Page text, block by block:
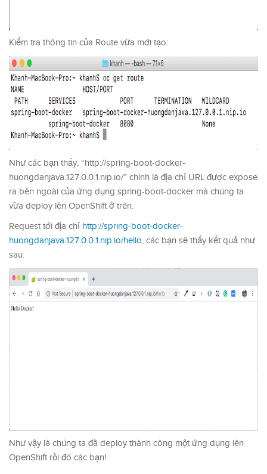
Kiểm tra thông tin của Route vừa mới tạo:
Như các bạn thấy, “http://spring-boot-docker-
huongdanjava.127.0.0.1.nip.io/” chính là địa chỉ URL được expose
ra bên ngoài của ứng dụng spring-boot-docker mà chúng ta
vừa deploy lên OpenShift ở trên.
Request tới địa chỉ http://spring-boot-docker-
huongdanjava.127.0.0.1.nip.io/hello, các bạn sẽ thấy kết quả như
sau:
Như vậy là chúng ta đã deploy thành công một ứng dụng lên
OpenShift rồi đó các bạn!